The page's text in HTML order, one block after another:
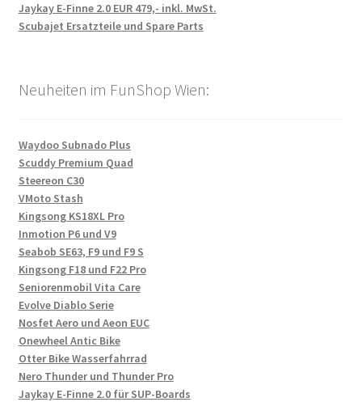
Jaykay E-Finne 2.0 EUR 479,- inkl. MwSt.
Scubajet Ersatzteile und Spare Parts
Neuheiten im FunShop Wien:
Waydoo Subnado Plus
Scuddy Premium Quad
Steereon C30
VMoto Stash
Kingsong KS18XL Pro
Inmotion P6 und V9
Seabob SE63, F9 und F9 S
Kingsong F18 und F22 Pro
Seniorenmobil Vita Care
Evolve Diablo Serie
Nosfet Aero und Aeon EUC
Onewheel Antic Bike
Otter Bike Wasserfahrrad
Nero Thunder und Thunder Pro
Jaykay E-Finne 2.0 für SUP-Boards